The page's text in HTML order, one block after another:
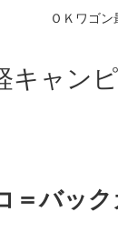
ＯＫワゴ
キャン
バック